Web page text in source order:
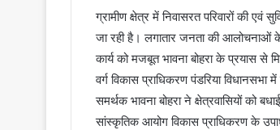
ग्रामीण क्षेत्र में निवासरत परिवारों की एवं
जा रही है। लगातार जनता की आलोचनाओं के
कार्य को मजबूत भावना बोहरा के प्रयास से
वर्ग विकास प्राधिकरण पंडरिया
समर्थक भावना बोहरा ने क्षेत्रवासियों को
सांस्कृतिक आयोग विकास प्राधिकरण के